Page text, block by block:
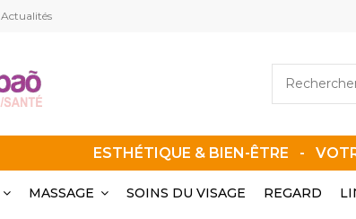
Actualités
ESTHÉTIQUE & BIEN-ÊTRE -
MASSAGE SOINS DU VISAGE REGARD